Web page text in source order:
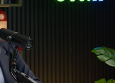
2001 tehdyn iskun jälkeen